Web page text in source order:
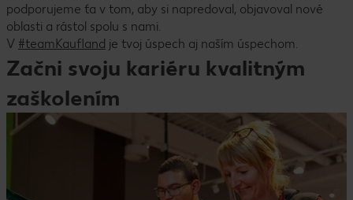
podporujeme ťa v tom, aby si napredoval, objavoval nové
oblasti a rástol spolu s nami.
V #teamKaufland je tvoj úspech aj naším úspechom.
Začni svoju kariéru kvalitným
zaškolením